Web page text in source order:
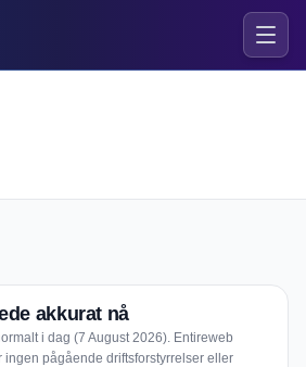
akkurat nå
i dag (7 August 2026). Entireweb
ingen pågående driftsforstyrrelser eller